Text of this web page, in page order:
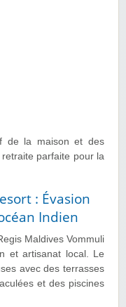
de la maison et des
parfaite pour la
: Évasion
Indien
Maldives Vommuli
et artisanat local. Le
avec des terrasses
et des piscines